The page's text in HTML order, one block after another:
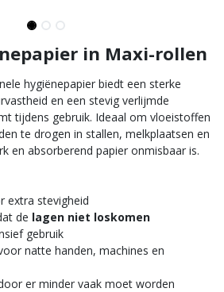
in Maxi-rollen
hygiënepapier biedt een sterke
en een stevig verlijmde
tijdens gebruik. Ideaal om vloeistoffen
te drogen in stallen, melkplaatsen en
en absorberend papier onmisbaar is.
extra stevigheid
de lagen niet loskomen
gebruik
natte handen, machines en
er minder vaak moet worden